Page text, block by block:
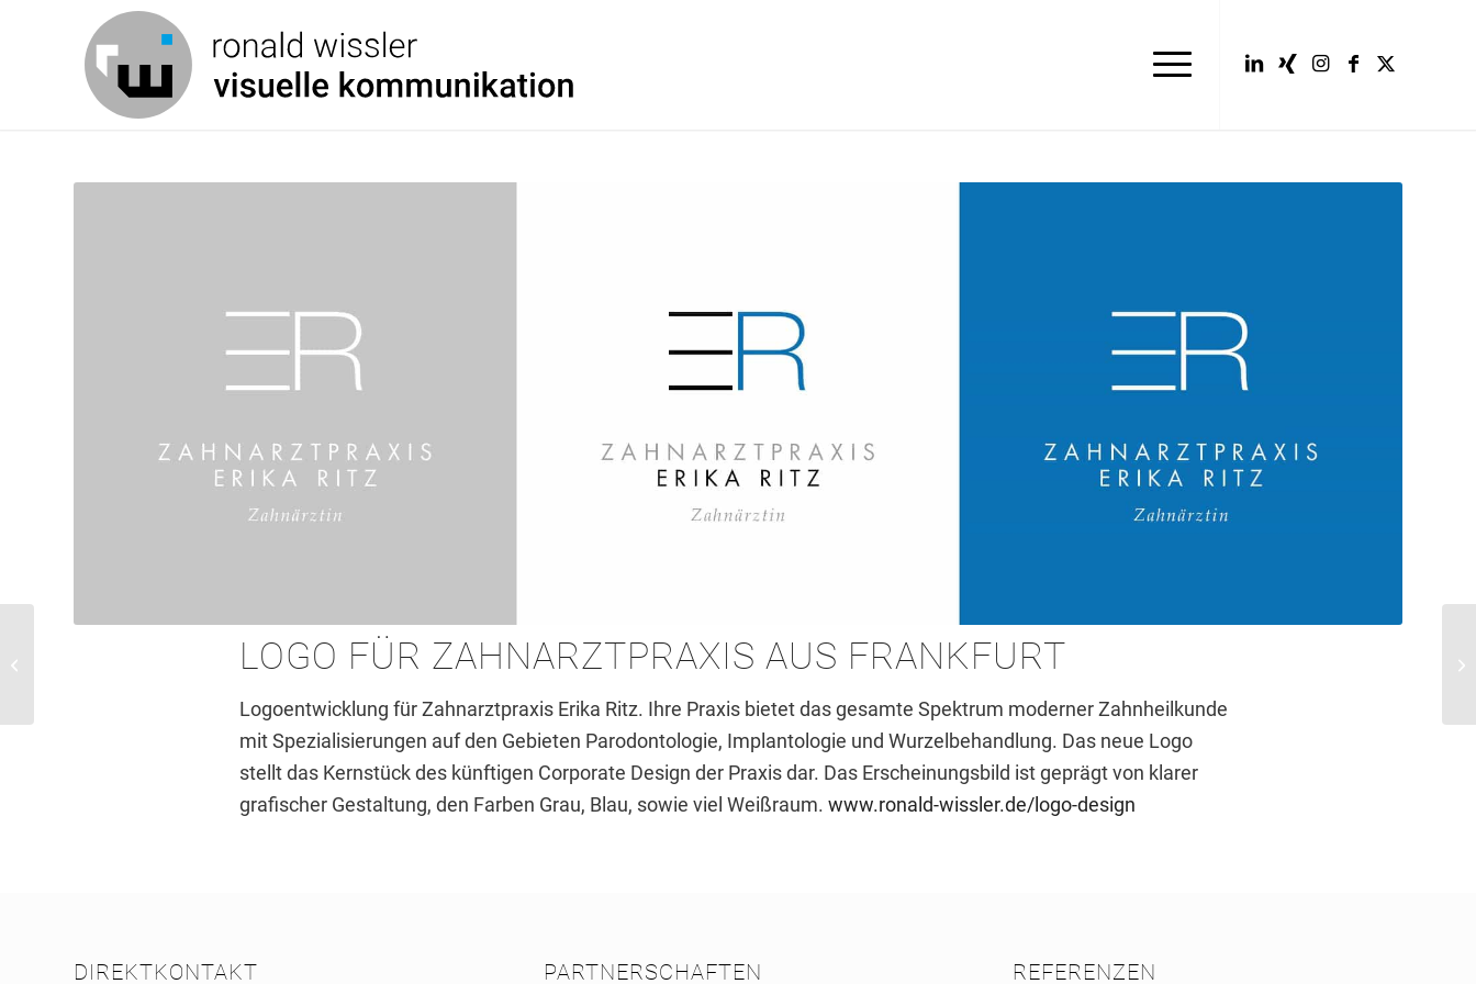
LOGO FÜR ZAHNARZTPRAXIS AUS FRANKFURT
Logoentwicklung für Zahnarztpraxis Erika Ritz. Ihre Praxis bietet das gesamte Spektrum moderner Zahnheilkunde
mit Spezialisierungen auf den Gebieten Parodontologie, Implantologie und Wurzelbehandlung. Das neue Logo
stellt das Kernstück des künftigen Corporate Design der Praxis dar. Das Erscheinungsbild ist geprägt von klarer
grafischer Gestaltung, den Farben Grau, Blau, sowie viel Weißraum.www.ronald-wissler.de/logo-design
DIREKTKONTAKT PARTNERSCHAFTEN REFERENZEN